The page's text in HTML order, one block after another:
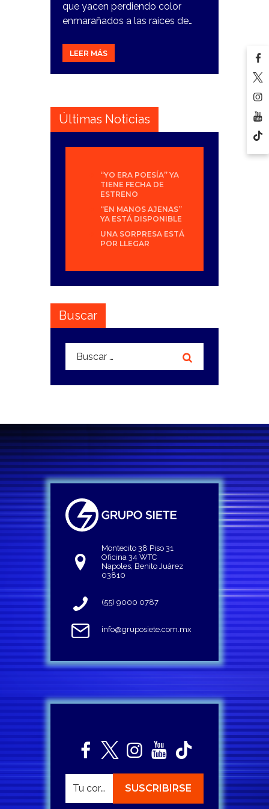
que yacen perdiendo color
enmarañados a las raíces de…
LEER MÁS
Últimas Noticias
“YO ERA POESÍA” YA
TIENE FECHA DE
ESTRENO
“EN MANOS AJENAS”
YA ESTÁ DISPONIBLE
UNA SORPRESA ESTÁ
POR LLEGAR
Buscar
Buscar:
Montecito 38 Piso 31
Oficina 34 WTC
Napoles, Benito Juárez
03810
(55) 9000 0787
info@gruposiete.com.mx